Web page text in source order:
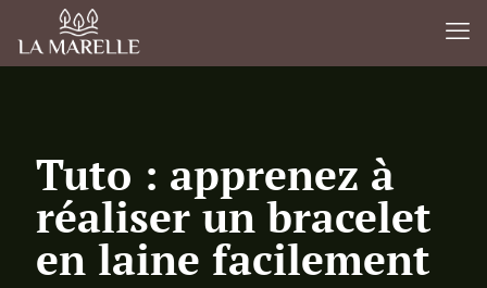
Tuto : apprenez à
réaliser un bracelet
en laine facilement